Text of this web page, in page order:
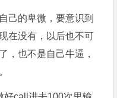
己的卑微，要意识到
在没有，以后也不可
，也不是自己牛逼，